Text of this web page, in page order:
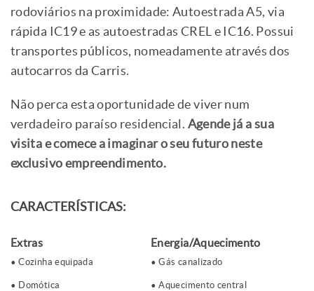
rodoviários na proximidade: Autoestrada A5, via
rápida IC19 e as autoestradas CREL e IC16. Possui
transportes públicos, nomeadamente através dos
autocarros da Carris.
Não perca esta oportunidade de viver num
verdadeiro paraíso residencial. Agende já a sua
visita e comece a imaginar o seu futuro neste
exclusivo empreendimento.
CARACTERÍSTICAS:
Extras
Cozinha equipada
Domótica
Energia/Aquecimento
Gás canalizado
Aquecimento central